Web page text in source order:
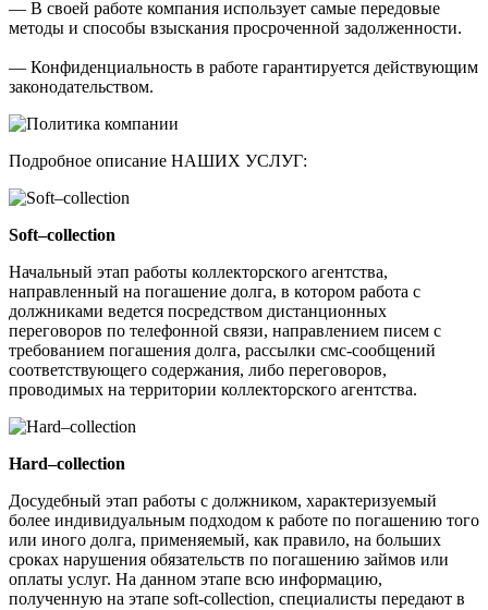
— В своей работе компания использует самые передовые
методы и способы взыскания просроченной задолженности.
— Конфиденциальность в работе гарантируется действующим
законодательством.
Подробное описание НАШИХ УСЛУГ:
Soft–collection
Начальный этап работы коллекторского агентства,
направленный на погашение долга, в котором работа с
должниками ведется посредством дистанционных
переговоров по телефонной связи, направлением писем с
требованием погашения долга, рассылки смс-сообщений
соответствующего содержания, либо переговоров,
проводимых на территории коллекторского агентства.
Hard–collection
Досудебный этап работы с должником, характеризуемый
более индивидуальным подходом к работе по погашению того
или иного долга, применяемый, как правило, на больших
сроках нарушения обязательств по погашению займов или
оплаты услуг. На данном этапе всю информацию,
полученную на этапе soft-collection, специалисты передают в